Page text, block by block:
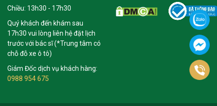
Chiều: 13h30 - 17h30
Quý khách đến khám sau
17h30 vui lòng liên hệ đặt lịch
trước với bác sĩ (*Trung tâm có
chỗ đỗ xe ô tô)
Giám Đốc dịch vụ khách hàng:
0988 954 675